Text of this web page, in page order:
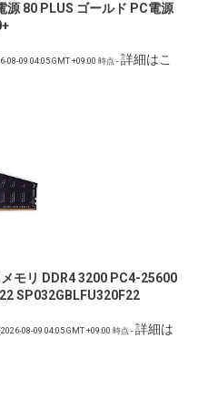
源 80 PLUS ゴールド PC電源
08-09 04:05 GMT +09:00 時点 -詳細はこ
モリ DDR4 3200 PC4-25600
SP032GBLFU320F22
08-09 04:05 GMT +09:00 時点 -詳細は